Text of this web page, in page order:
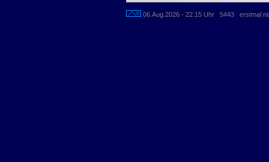
06.Aug.2026 - 22:15 Uhr 5443 erstmal